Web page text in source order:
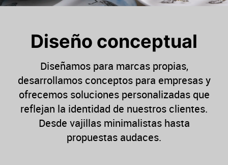
Diseño conceptual​
Diseñamos para marcas propias,
desarrollamos conceptos para empresas y
ofrecemos soluciones personalizadas que
reflejan la identidad de nuestros clientes.
Desde vajillas minimalistas hasta
propuestas audaces.​